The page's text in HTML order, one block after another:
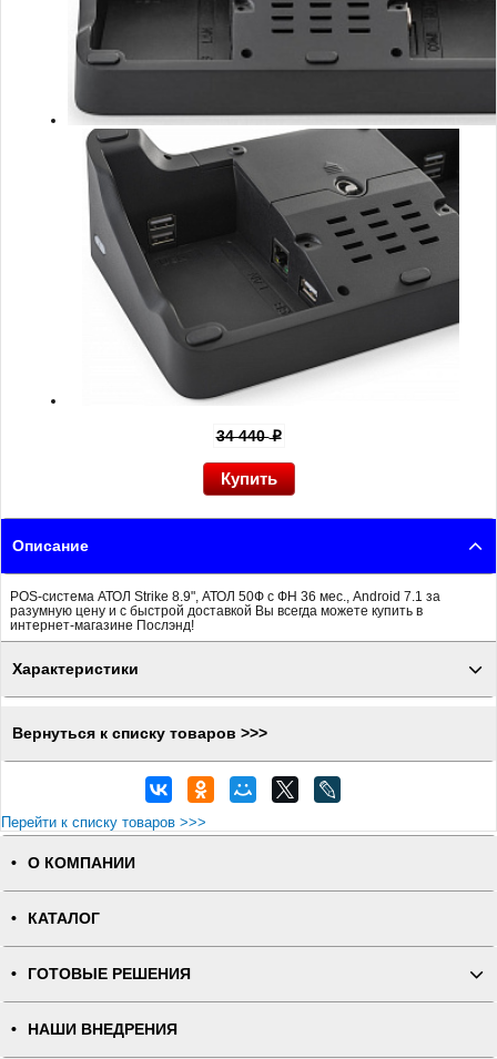
34 440p
Описание
POS-система АТОЛ Strike 8.9", АТОЛ 50Ф с ФН 36 мес., Android 7.1 за
разумную цену и с быстрой доставкой Вы всегда можете купить в
интернет-магазине Послэнд!
Характеристики
Вернуться к списку товаров >>>
Перейти к списку товаров >>>
О КОМПАНИИ
КАТАЛОГ
ГОТОВЫЕ РЕШЕНИЯ
НАШИ ВНЕДРЕНИЯ